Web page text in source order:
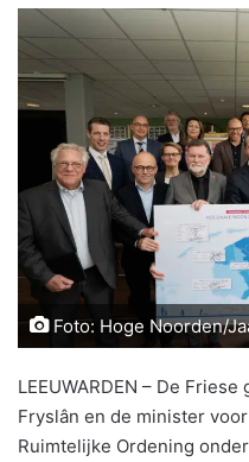
Foto: Hoge Noorden/
LEEUWARDEN – De
Fryslân en de minister
Ruimtelijke Ordening